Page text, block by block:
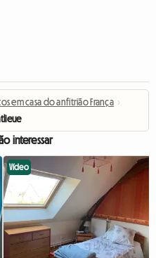
em casa do anfitrião França ›
interessar
Vídeo